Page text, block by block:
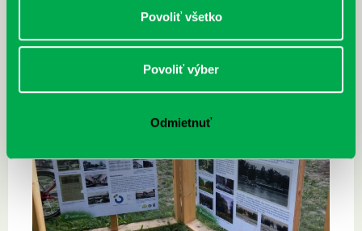
Povoliť všetko
Povoliť výber
Odmietnuť